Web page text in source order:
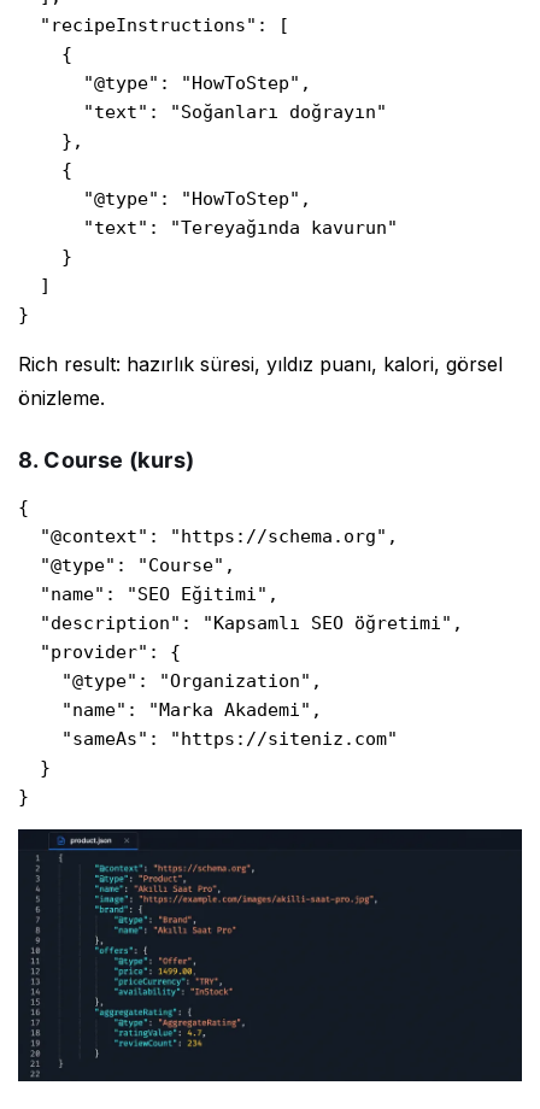
  "recipeInstructions": [
    {
      "@type": "HowToStep",
      "text": "Soğanları doğrayın"
    },
    {
      "@type": "HowToStep",
      "text": "Tereyağında kavurun"
    }
  ]
}
Rich result: hazırlık süresi, yıldız puanı, kalori, görsel
önizleme.
8. Course (kurs)
{
  "@context": "https://schema.org",
  "@type": "Course",
  "name": "SEO Eğitimi",
  "description": "Kapsamlı SEO öğretimi",
  "provider": {
    "@type": "Organization",
    "name": "Marka Akademi",
    "sameAs": "https://siteniz.com"
  }
}